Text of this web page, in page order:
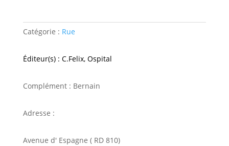
Catégorie : Rue
Éditeur(s) : C.Felix, Ospital
Complément : Bernain
Adresse :
Avenue d' Espagne ( RD 810)